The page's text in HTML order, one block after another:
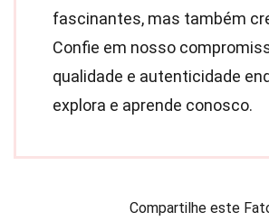
fascinantes, mas também
Confie em nosso
qualidade e autenticidade
explora e aprende conosco.
Compartilhe este